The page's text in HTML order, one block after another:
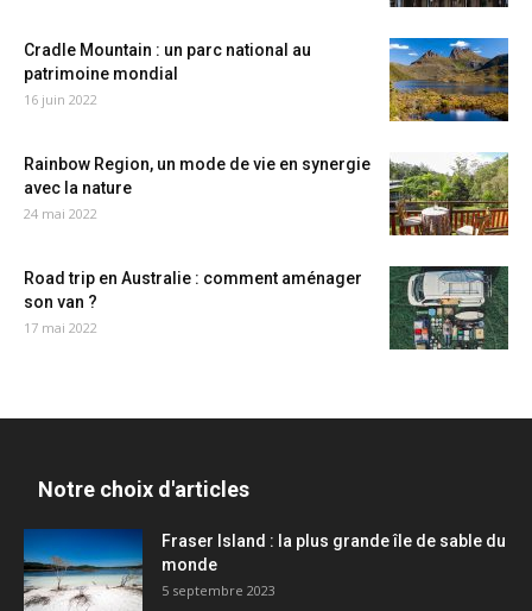
Cradle Mountain : un parc national au
patrimoine mondial
16 juin 2022
Rainbow Region, un mode de vie en synergie
avec la nature
24 mai 2022
Road trip en Australie : comment aménager
son van ?
17 mai 2022
Notre choix d'articles
Fraser Island : la plus grande île de sable du
monde
5 septembre 2023